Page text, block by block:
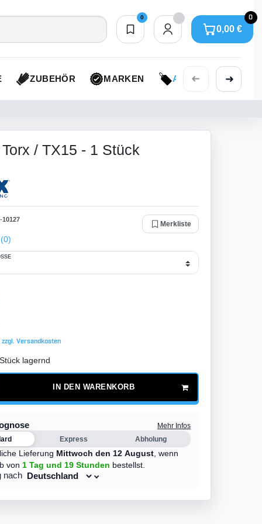
0
Merkliste
0
0,00 €
0,00 €
ZUBEHÖR MARKEN AKTIONEN
➜ ➜
/ TX15 - 1 Stück
-10127
Merkliste
(0)
zzgl. Versandkosten
Stück lagernd
IN DEN WARENKORB
Mehr Infos
Express Abholung
Lieferung Mittwoch den 12 August wenn
von 1 Tag und 19 Stunden bestellst.
nach